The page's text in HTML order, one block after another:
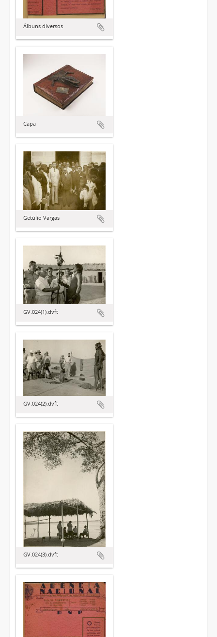
Álbuns diversos
Capa
Getúlio Vargas
GV.024(1).dvft
GV.024(2).dvft
GV.024(3).dvft